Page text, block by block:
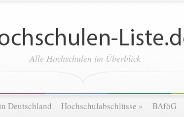
Alle Hochschulen im Überblick
Deutschland Hochschulabschlüsse » BAföG